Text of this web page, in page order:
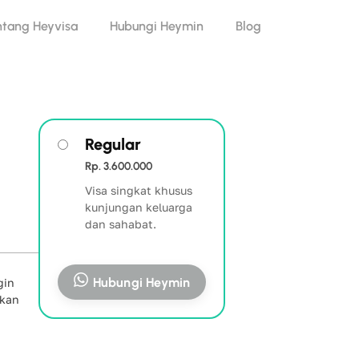
Heyvisa Hubungi Heymin Blog
Regular
Rp. 3.600.000
Visa singkat khusus
kunjungan keluarga
dan sahabat.
Hubungi Heymin